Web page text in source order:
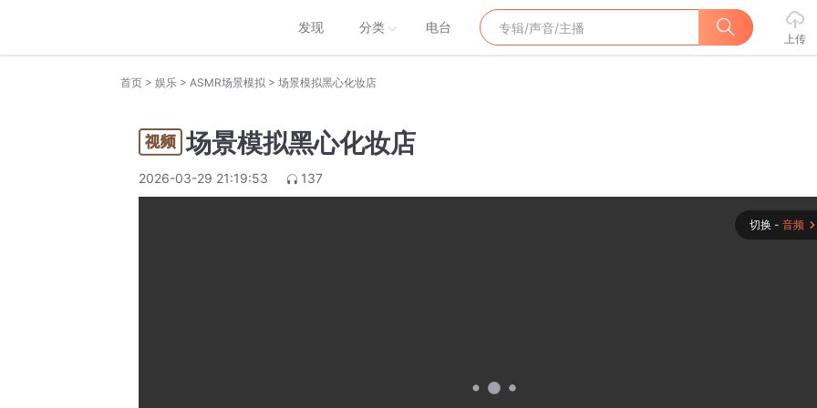
发现 分类 电台
上传
首页 > 娱乐 > ASMR场景模拟 > 场景模拟黑心化妆店
场景模拟黑心化妆店
2026-03-29 21:19:53 137
切换 - 音频